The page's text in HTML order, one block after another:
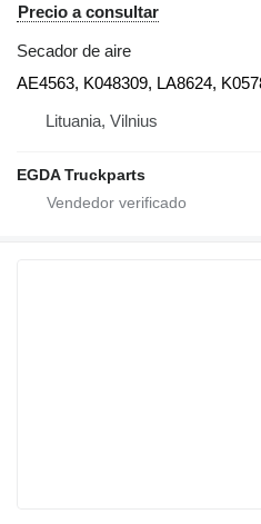
Precio a consultar
Secador de aire
AE4563, K048309, LA8624,
Lituania, Vilnius
EGDA Truckparts